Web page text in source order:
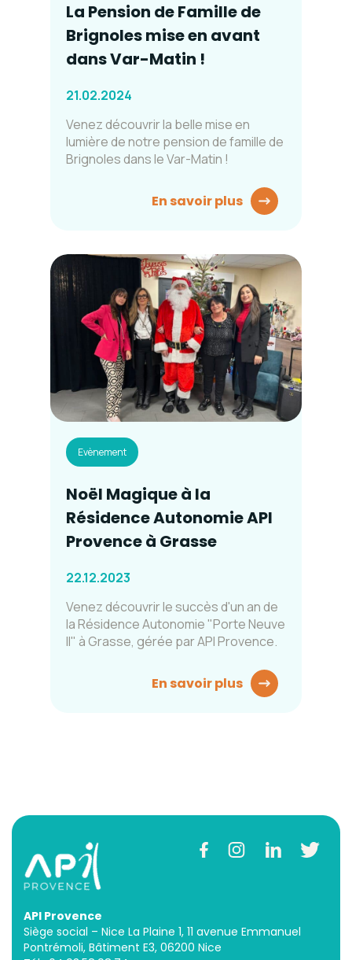
La Pension de Famille de
Brignoles mise en avant
dans Var-Matin !
21.02.2024
Venez découvrir la belle mise en
lumière de notre pension de famille de
Brignoles dans le Var-Matin !
En savoir plus
Evènement
Noël Magique à la
Résidence Autonomie API
Provence à Grasse
22.12.2023
Venez découvrir le succès d'un an de
la Résidence Autonomie "Porte Neuve
II" à Grasse, gérée par API Provence.
En savoir plus
API Provence
Siège social – Nice La Plaine 1, 11 avenue Emmanuel
Pontrémoli, Bâtiment E3, 06200 Nice